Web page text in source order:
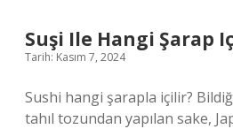
Suşi Ile Hangi Şarap
Tarih: Kasım 7, 2024
Sushi hangi şarapla içilir?
tahıl tozundan yapılan sake,